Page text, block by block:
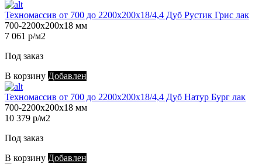
Техномассив от 700 до 2200х200х18/4,4 Дуб Рустик Грис лак
700-2200х200х18 мм
7 061 р/м2
Под заказ
В корзину Добавлен
Техномассив от 700 до 2200х200х18/4,4 Дуб Натур Бург лак
700-2200х200х18 мм
10 379 р/м2
Под заказ
В корзину Добавлен